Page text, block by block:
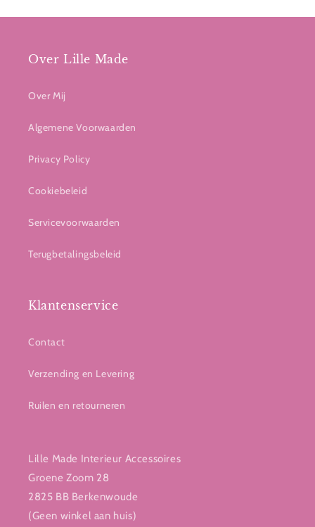
Over Lille Made
Over Mij
Algemene Voorwaarden
Privacy Policy
Cookiebeleid
Servicevoorwaarden
Terugbetalingsbeleid
Klantenservice
Contact
Verzending en Levering
Ruilen en retourneren
Lille Made Interieur Accessoires
Groene Zoom 28
2825 BB Berkenwoude
(Geen winkel aan huis)